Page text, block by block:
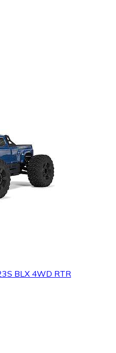
BLX 4WD RTR